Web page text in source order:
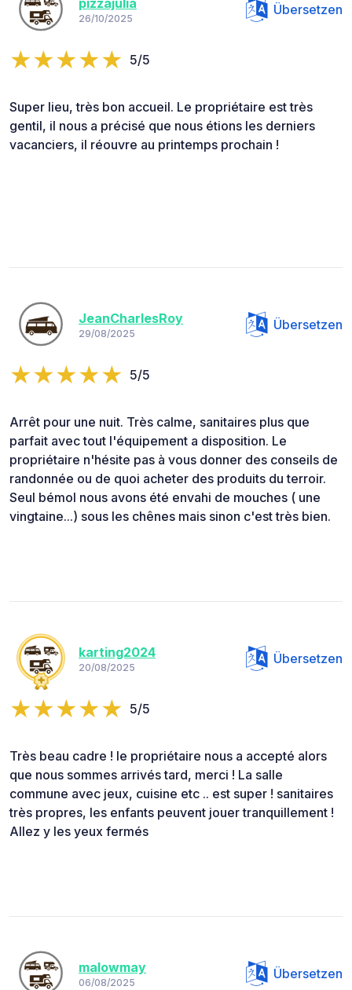
pizzajulia
26/10/2025
Übersetzen
5/5
Super lieu, très bon accueil. Le propriétaire est très
gentil, il nous a précisé que nous étions les derniers
vacanciers, il réouvre au printemps prochain !
JeanCharlesRoy
29/08/2025
Übersetzen
5/5
Arrêt pour une nuit. Très calme, sanitaires plus que
parfait avec tout l'équipement a disposition. Le
propriétaire n'hésite pas à vous donner des conseils de
randonnée ou de quoi acheter des produits du terroir.
Seul bémol nous avons été envahi de mouches ( une
vingtaine...) sous les chênes mais sinon c'est très bien.
karting2024
20/08/2025
Übersetzen
5/5
Très beau cadre ! le propriétaire nous a accepté alors
que nous sommes arrivés tard, merci ! La salle
commune avec jeux, cuisine etc .. est super ! sanitaires
très propres, les enfants peuvent jouer tranquillement !
Allez y les yeux fermés
malowmay
06/08/2025
Übersetzen